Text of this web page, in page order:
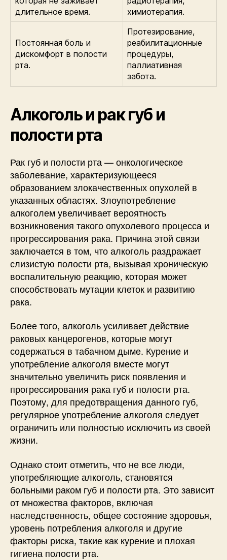
длительное время.
химиотерапия.
Постоянная боль и
дискомфорт в полости
рта.
Протезирование,
реабилитационные
процедуры,
паллиативная
забота.
Алкоголь и рак губ и
полости рта
Рак губ и полости рта — онкологическое
заболевание, характеризующееся
образованием злокачественных опухолей в
указанных областях. Злоупотребление
алкоголем увеличивает вероятность
возникновения такого опухолевого процесса и
прогрессирования рака. Причина этой связи
заключается в том, что алкоголь раздражает
слизистую полости рта, вызывая хроническую
воспалительную реакцию, которая может
способствовать мутации клеток и развитию
рака.
Более того, алкоголь усиливает действие
раковых канцерогенов, которые могут
содержаться в табачном дыме. Курение и
употребление алкоголя вместе могут
значительно увеличить риск появления и
прогрессирования рака губ и полости рта.
Поэтому, для предотвращения данного губ,
регулярное употребление алкоголя следует
ограничить или полностью исключить из своей
жизни.
Однако стоит отметить, что не все люди,
употребляющие алкоголь, становятся
больными раком губ и полости рта. Это зависит
от множества факторов, включая
наследственность, общее состояние здоровья,
уровень потребления алкоголя и другие
факторы риска, такие как курение и плохая
гигиена полости рта.